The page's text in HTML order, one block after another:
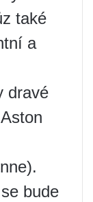
také
a
dravé
bude